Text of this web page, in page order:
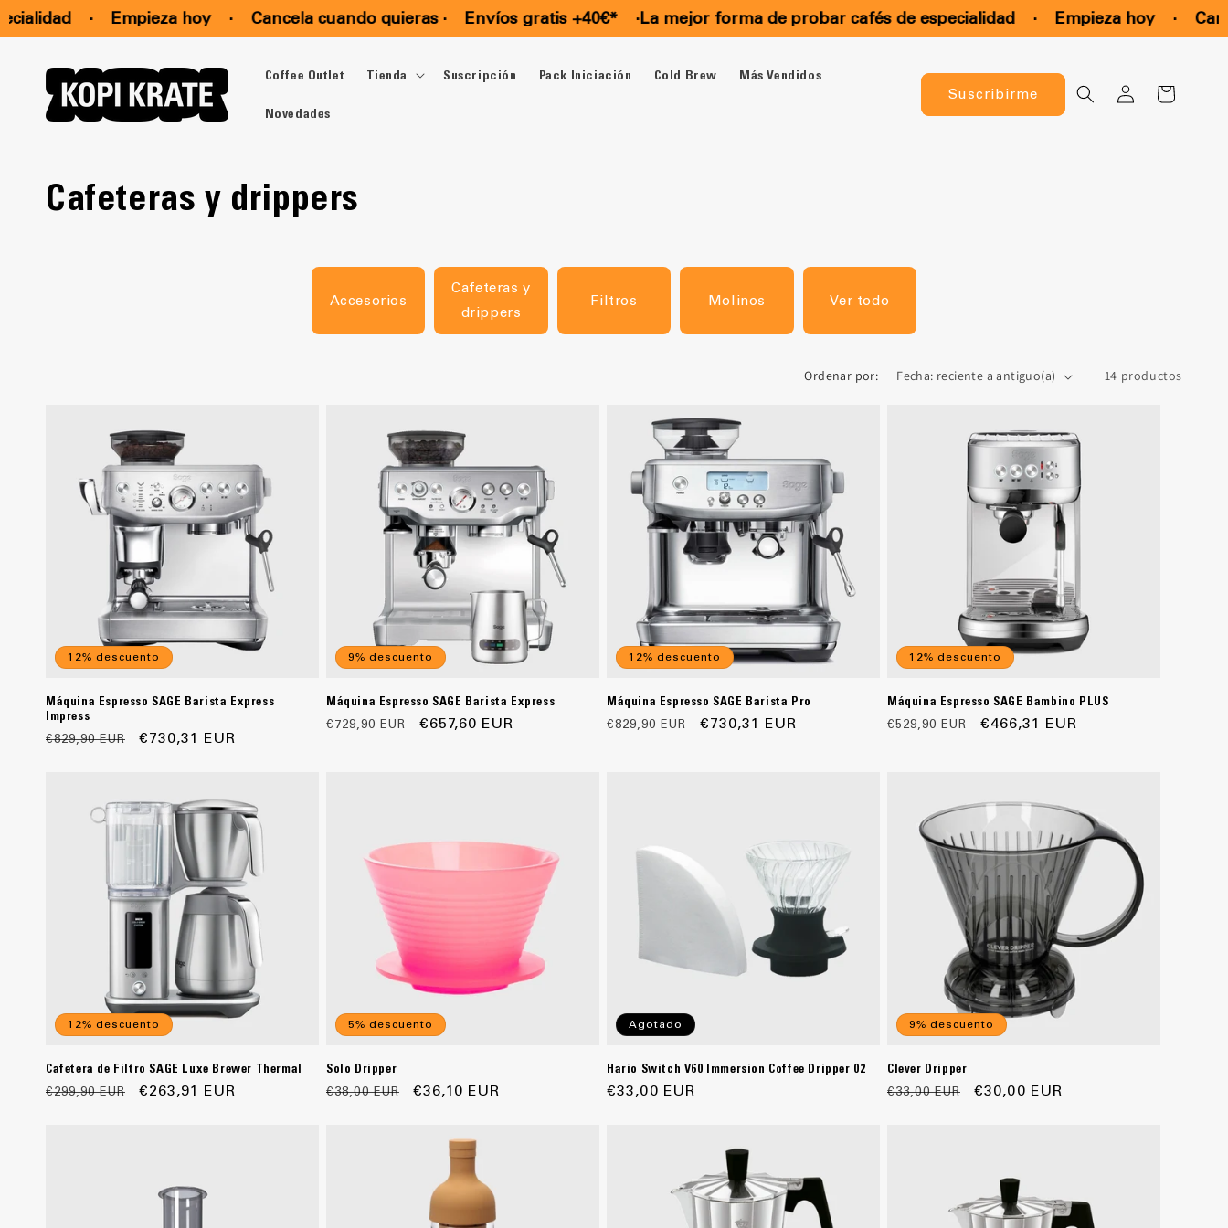
· Empieza hoy · Cancela cuando quieras · Envíos gratis +40€* ·La mejor forma de probar cafés de especialidad · Empieza hoy ·
directamente
al contenido
Coffee Outlet Tienda Suscripción Pack Iniciación Cold Brew Más Vendidos
Novedades
Suscribirme
Iniciar
sesión
Carrito
C
Cafeteras y drippers
Accesorios
Cafeteras y
drippers
Filtros Molinos Ver todo
Ordenar por: 14 productos
12% descuento
Máquina Espresso SAGE Barista Express
Impress
Precio
€829,90 EUR
Precio
€730,31 EUR
9% descuento
Máquina Espresso SAGE Barista Express
Precio
€729,90 EUR
Precio
€657,60 EUR
12% descuento
Máquina Espresso SAGE Barista Pro
Precio
€829,90 EUR
Precio
€730,31 EUR
12% descuento
Máquina Espresso SAGE Bambino PLUS
Precio
€529,90 EUR
Precio
€466,31 EUR
12% descuento
Cafetera de Filtro SAGE Luxe Brewer Thermal
Precio
€299,90 EUR
Precio
€263,91 EUR
5% descuento
Solo Dripper
Precio
€38,00 EUR
Precio
oferta
€36,10 EUR
Agotado
Hario Switch V60 Immersion Coffee Dripper 02
Precio
€33,00 EUR
9% descuento
Clever Dripper
Precio
€33,00 EUR
Precio
€30,00 EUR